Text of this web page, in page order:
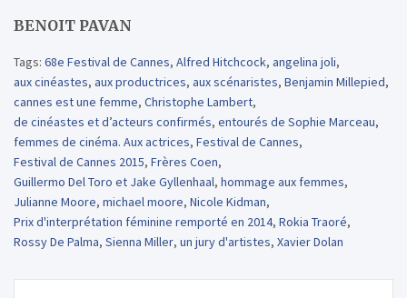
BENOIT PAVAN
Tags: 68e Festival de Cannes, Alfred Hitchcock, angelina joli,
aux cinéastes, aux productrices, aux scénaristes, Benjamin Millepied,
cannes est une femme, Christophe Lambert,
de cinéastes et d’acteurs confirmés, entourés de Sophie Marceau,
femmes de cinéma. Aux actrices, Festival de Cannes,
Festival de Cannes 2015, Frères Coen,
Guillermo Del Toro et Jake Gyllenhaal, hommage aux femmes,
Julianne Moore, michael moore, Nicole Kidman,
Prix d'interprétation féminine remporté en 2014, Rokia Traoré,
Rossy De Palma, Sienna Miller, un jury d'artistes, Xavier Dolan